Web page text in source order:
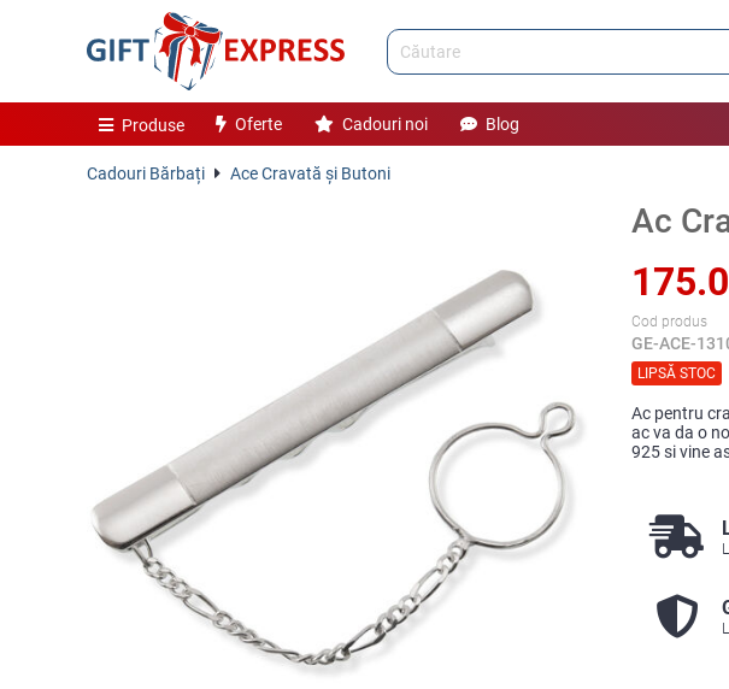
Produse Oferte Cadouri noi Blog
Cadouri Bărbați Ace Cravată și Butoni
Ac
Cod produs
GE-ACE-
LIPSĂ STOC
Ac pentru
ac va da o
925 si vine